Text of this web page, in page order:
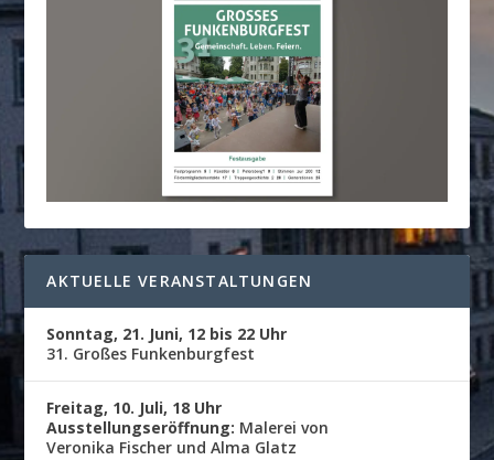
AKTUELLE VERANSTALTUNGEN
Sonntag, 21. Juni, 12 bis 22 Uhr
31. Großes Funkenburgfest
Freitag, 10. Juli, 18 Uhr
Ausstellungseröffnung: Malerei von
Veronika Fischer und Alma Glatz